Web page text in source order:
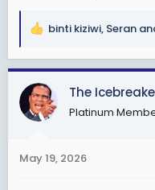
Watoto hawakariri
Nani alikuwa karibu
anapenda nini, nani
wa moments za
kumnunulia viatu.
Ndo maana unaweza
marafiki au “masela
R
a
c
t
i
s
binti kiziwi, Seran
The
Platinum
May 19, 2026